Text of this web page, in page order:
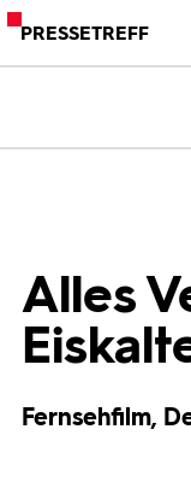
PRESSETREFF
Alles
Fernsehfilm,